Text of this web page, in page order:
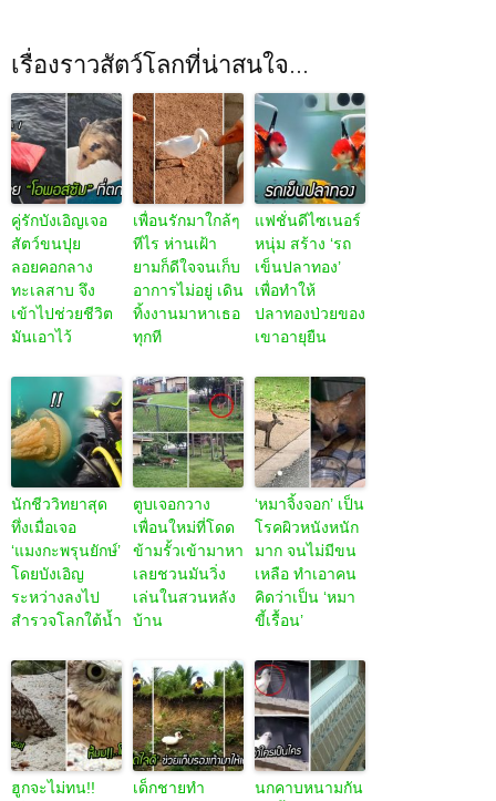
เรื่องราวสัตว์โลกที่น่าสนใจ...
คู่รักบังเอิญเจอ
สัตว์ขนปุย
ลอยคอกลาง
ทะเลสาบ จึง
เข้าไปช่วยชีวิต
มันเอาไว้
เพื่อนรักมาใกล้ๆ
ทีไร ห่านเฝ้า
ยามก็ดีใจจนเก็บ
อาการไม่อยู่ เดิน
ทิ้งงานมาหาเธอ
ทุกที
แฟชั่นดีไซเนอร์
หนุ่ม สร้าง ‘รถ
เข็นปลาทอง’
เพื่อทำให้
ปลาทองป่วยของ
เขาอายุยืน
นักชีววิทยาสุด
ทึ่งเมื่อเจอ
‘แมงกะพรุนยักษ์’
โดยบังเอิญ
ระหว่างลงไป
สำรวจโลกใต้น้ำ
ตูบเจอกวาง
เพื่อนใหม่ที่โดด
ข้ามรั้วเข้ามาหา
เลยชวนมันวิ่ง
เล่นในสวนหลัง
บ้าน
‘หมาจิ้งจอก’ เป็น
โรคผิวหนังหนัก
มาก จนไม่มีขน
เหลือ ทำเอาคน
คิดว่าเป็น ‘หมา
ขี้เรื้อน’
ฮูกจะไม่ทน!!
เด็กชายทำ
นกคาบหนามกัน